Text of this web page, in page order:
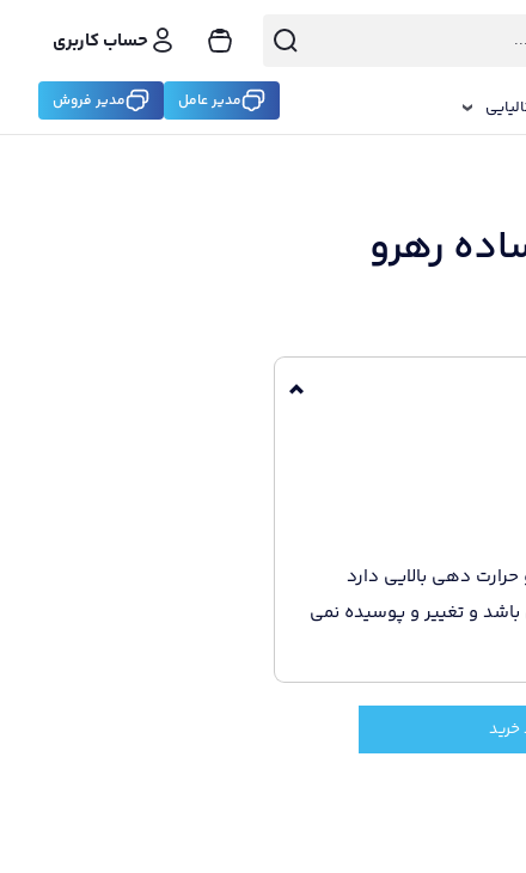
حساب کاربری
مدیر عامل مدیر فروش
دهی بالایی دارد
و تغییر و پوسیده نمی
خرید